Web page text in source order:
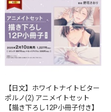
【日文】ホワイトナイトビター
ポルノ(2) アニメイトセット
【描き下ろし12P小冊子付き】